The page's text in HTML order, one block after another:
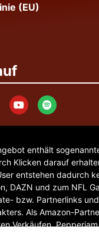
(EU)
enthält
Klicken darauf
entstehen dadurch
DAZN und zum NFL
bzw. Partnerlinks
Als Amazon-
Verkäufen.